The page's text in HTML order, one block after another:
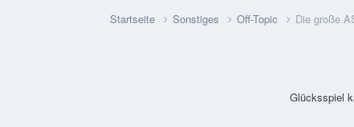
Startseite Sonstiges Off-Topic Die große
Glücksspiel